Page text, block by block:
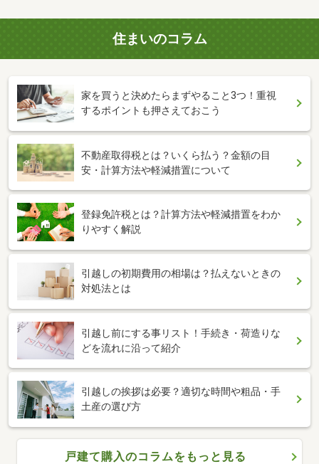
住まいのコラム
家を買うと決めたらまずやること3つ！重視
するポイントも押さえておこう
不動産取得税とは？いくら払う？金額の目
安・計算方法や軽減措置について
登録免許税とは？計算方法や軽減措置をわか
りやすく解説
引越しの初期費用の相場は？払えないときの
対処法とは
引越し前にする事リスト！手続き・荷造りな
どを流れに沿って紹介
引越しの挨拶は必要？適切な時間や粗品・手
土産の選び方
戸建て購入のコラムをもっと見る